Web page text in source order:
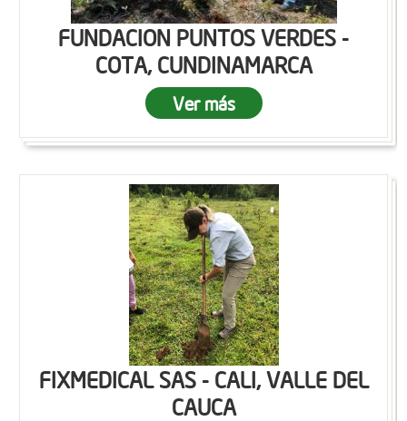
FUNDACION PUNTOS VERDES -
COTA, CUNDINAMARCA
Ver más
FIXMEDICAL SAS - CALI, VALLE DEL
CAUCA